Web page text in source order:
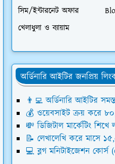
সিম/ইন্টারনেট অফার
খেলাধুলা ও ব্যায়াম
অর্ডিনারি আইটির জনপ্রিয়
👨‍💻 অর্ডিনারি আইটির
💰 ওয়েবসাইট ক্রয় করে
💸 ডিজিটাল মার্কেটিং
📝 লেখালেখি করে মাসে
💻 ব্লগ মনিটাইজেশন কোর্স